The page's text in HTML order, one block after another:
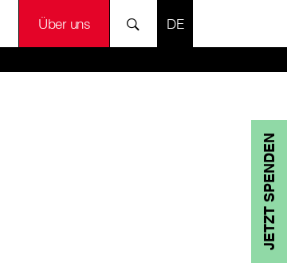
Über uns SPRACHE
JETZT SPENDEN